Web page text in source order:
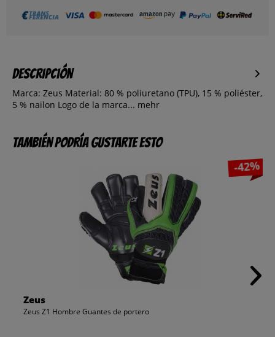
Descripción
Marca: Zeus Material: 80 % poliuretano (TPU), 15 % poliéster,
5 % nailon Logo de la marca... mehr
También podría gustarte esto
-42%
Zeus
Zeus Z1 Hombre Guantes de portero